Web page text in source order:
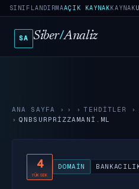
SINIFLANDIRMAAÇIK KAYNAKKAYNAK
SA Siber/Analiz
ANA SAYFA › TEHDITLER
QNBSURPRIZZAMANI.ML
4
YÜKSEK
DOMAIN